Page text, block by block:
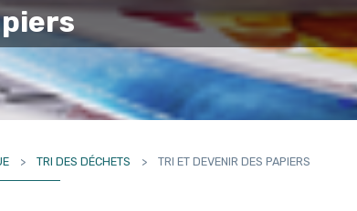
> TRI DES DÉCHETS > TRI ET DEVENIR DES PAPIERS